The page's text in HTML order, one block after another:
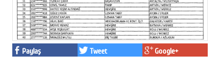
Paylaş Tweet Google+